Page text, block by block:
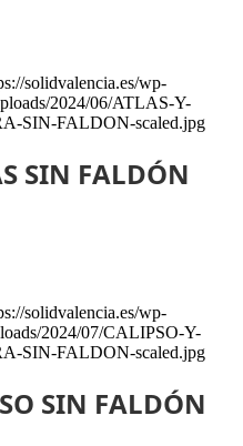
SIN FALDÓN
SIN FALDÓN